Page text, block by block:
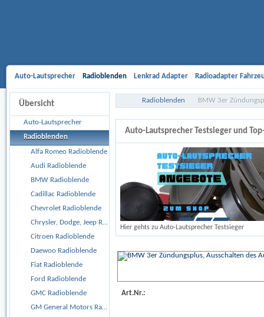
Auto-Lautsprecher Radioblenden Lenkrad Adapter Radioadapter
Aktivsystemadapter Entriegelungsbügel Antennenadapter Freisprech-
Car Hifi Komplett und Sonderangebote Car Hifi
Übersicht
Auto-Lautsprecher
Radioblenden
Alfa Romeo Radioblende
Audi Radioblende
BMW Radioblende
Cadillac Radioblende
Chevrolet Radioblende
Chrysler, Dodge, Jeep Radioblende
Citroen Radioblende
Daewoo Radioblende
Fiat Radioblende
Ford Radioblende
GMC Radioblende
GM General Motors Radioblende
Radioblenden BMW 3er
Auto-Lautsprecher Testsieger und
Hier gehts zu Auto-Lautsprecher Testsieger
Art.Nr.: